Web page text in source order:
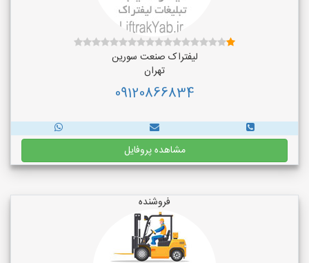
لیفتراک صنعت سورین
تهران
09120866834
مشاهده پروفایل
فروشنده